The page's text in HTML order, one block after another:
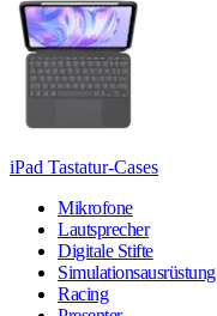
iPad Tastatur-Cases
Mikrofone
Lautsprecher
Digitale Stifte
Simulationsausrüstung
Racing